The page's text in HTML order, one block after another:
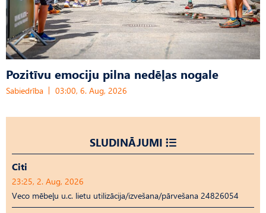
Pozitīvu emociju pilna nedēļas nogale
Sabiedrība 03:00, 6. Aug, 2026
SLUDINĀJUMI
Citi
23:25, 2. Aug, 2026
Veco mēbeļu u.c. lietu utilizācija/izvešana/pārvešana 24826054